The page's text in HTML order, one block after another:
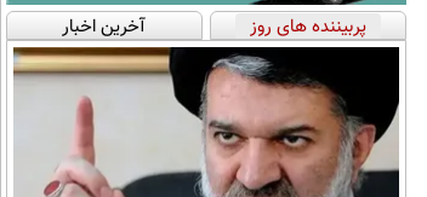
پربیننده های روز آخرین اخبار